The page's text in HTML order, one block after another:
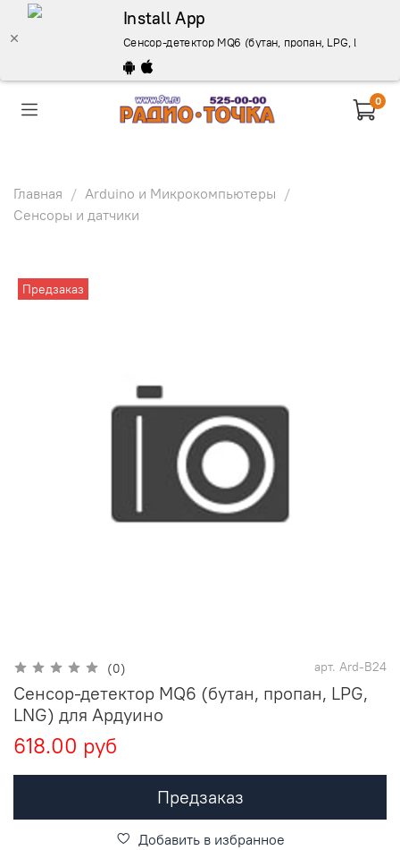
Install App
Сенсор-детектор MQ6 (бутан, пропан, LPG, LNG)
0
Главная
Arduino и Микрокомпьютеры
Сенсоры и датчики
Предзаказ
(0) арт. Ard-B24
Сенсор-детектор MQ6 (бутан, пропан, LPG,
LNG) для Ардуино
618.00 руб
Предзаказ
Добавить в избранное